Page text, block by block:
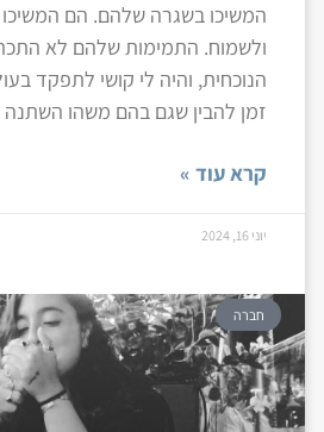
המשיכו בשגרה שלהם. הם המשיכו
ולשמוח. התמימות שלהם לא
הנוכחית, והיה לי קושי לתפקד
זמן להבין שגם בהם משהו השתנה
קרא עוד »
יוני 16, 2024
חברה